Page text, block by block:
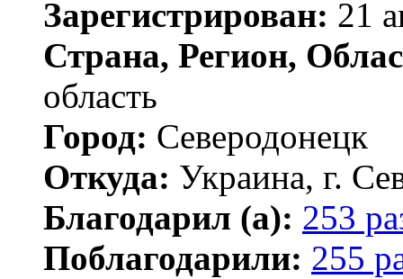
Зарегистрирован: 21
Страна, Регион,
область
Город: Северодонецк
Откуда: Украина, г.
Благодарил (а): 253
Поблагодарили: 255